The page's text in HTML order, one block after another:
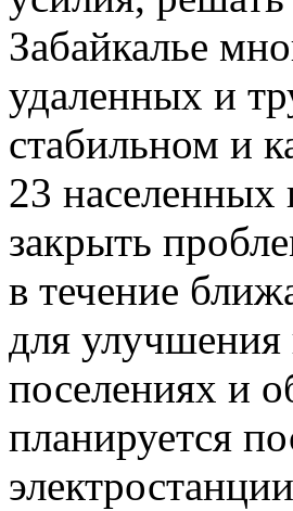
Забайкалье
удаленных и
стабильном и
23 населенных
закрыть
в течение
для улучшения
поселениях и
планируется